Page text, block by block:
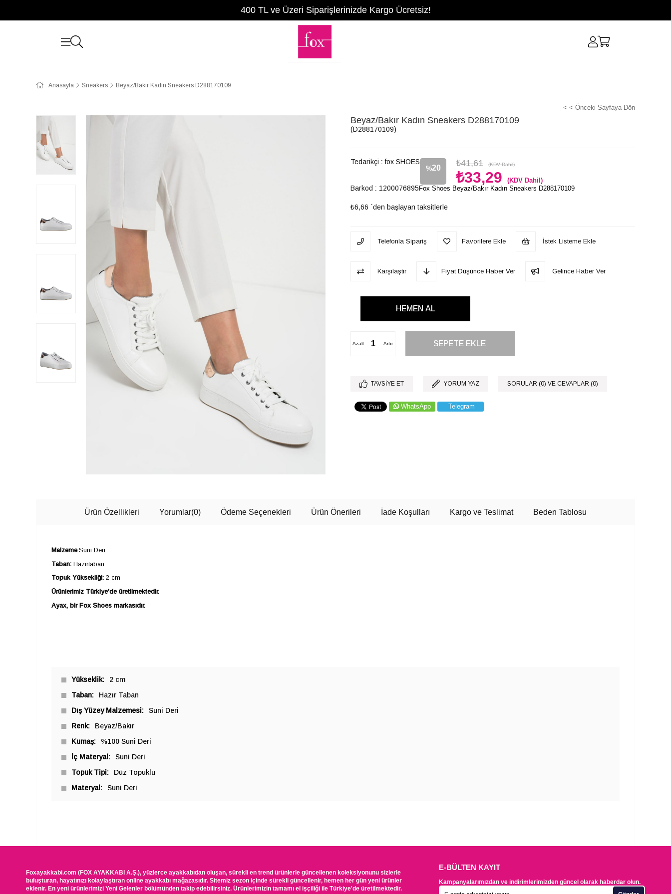
400 TL ve Üzeri Siparişlerinizde Kargo Ücretsiz!
Anasayfa Sneakers Beyaz/Bakır Kadın Sneakers D288170109
< < Önceki Sayfaya Dön
Beyaz/Bakır Kadın Sneakers D288170109
(D288170109)
Tedarikçi : fox SHOES
%20
İndirim
₺41,61 (KDV Dahil)
₺33,29 (KDV Dahil)
Barkod : 1200076895
₺6,66 `den başlayan taksitlerle
Fox Shoes Beyaz/Bakır Kadın Sneakers D288170109
Telefonla Sipariş Favorilere Ekle İstek Listeme Ekle
Karşılaştır Fiyat Düşünce Haber Ver Gelince Haber Ver
Artır
Azalt
TAVSIYE ET YORUM YAZ SORULAR (0) VE CEVAPLAR (0)
WhatsApp Telegram
Ürün Özellikleri Yorumlar(0) Ödeme Seçenekleri Ürün Önerileri İade Koşulları Kargo ve Teslimat Beden Tablosu
Malzeme:Suni Deri
Taban: Hazırtaban
Topuk Yüksekliği: 2 cm
Ürünlerimiz Türkiye'de üretilmektedir.
Ayax, bir Fox Shoes markasıdır.
Yükseklik
2 cm
Taban
Hazır Taban
Dış Yüzey Malzemesi
Suni Deri
Renk
Beyaz/Bakır
Kumaş
%100 Suni Deri
İç Materyal
Suni Deri
Topuk Tipi
Düz Topuklu
Materyal
Suni Deri
Foxayakkabi.com (FOX AYAKKABI A.Ş.), yüzlerce ayakkabıdan oluşan, sürekli en trend ürünlerle güncellenen koleksiyonunu sizlerle
buluşturan, hayatınızı kolaylaştıran online ayakkabı mağazasıdır. Sitemiz sezon içinde sürekli güncellenir, hemen her gün yeni ürünler
eklenir. En yeni ürünlerimizi Yeni Gelenler bölümünden takip edebilirsiniz. Ürünlerimizin tamamı el işçiliği ile Türkiye'de üretilmektedir.
E-BÜLTEN KAYIT
Kampanyalarımızdan ve indirimlerimizden güncel olarak haberdar olun.